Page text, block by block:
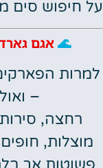
על חיפוש סים
🌊אגם
למרות
–
רחצה,
מוצלות,